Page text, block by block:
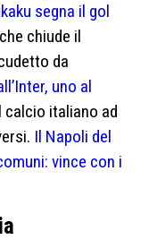
segna il gol
chiude il
da
uno al
calcio italiano ad
Il Napoli del
vince con i